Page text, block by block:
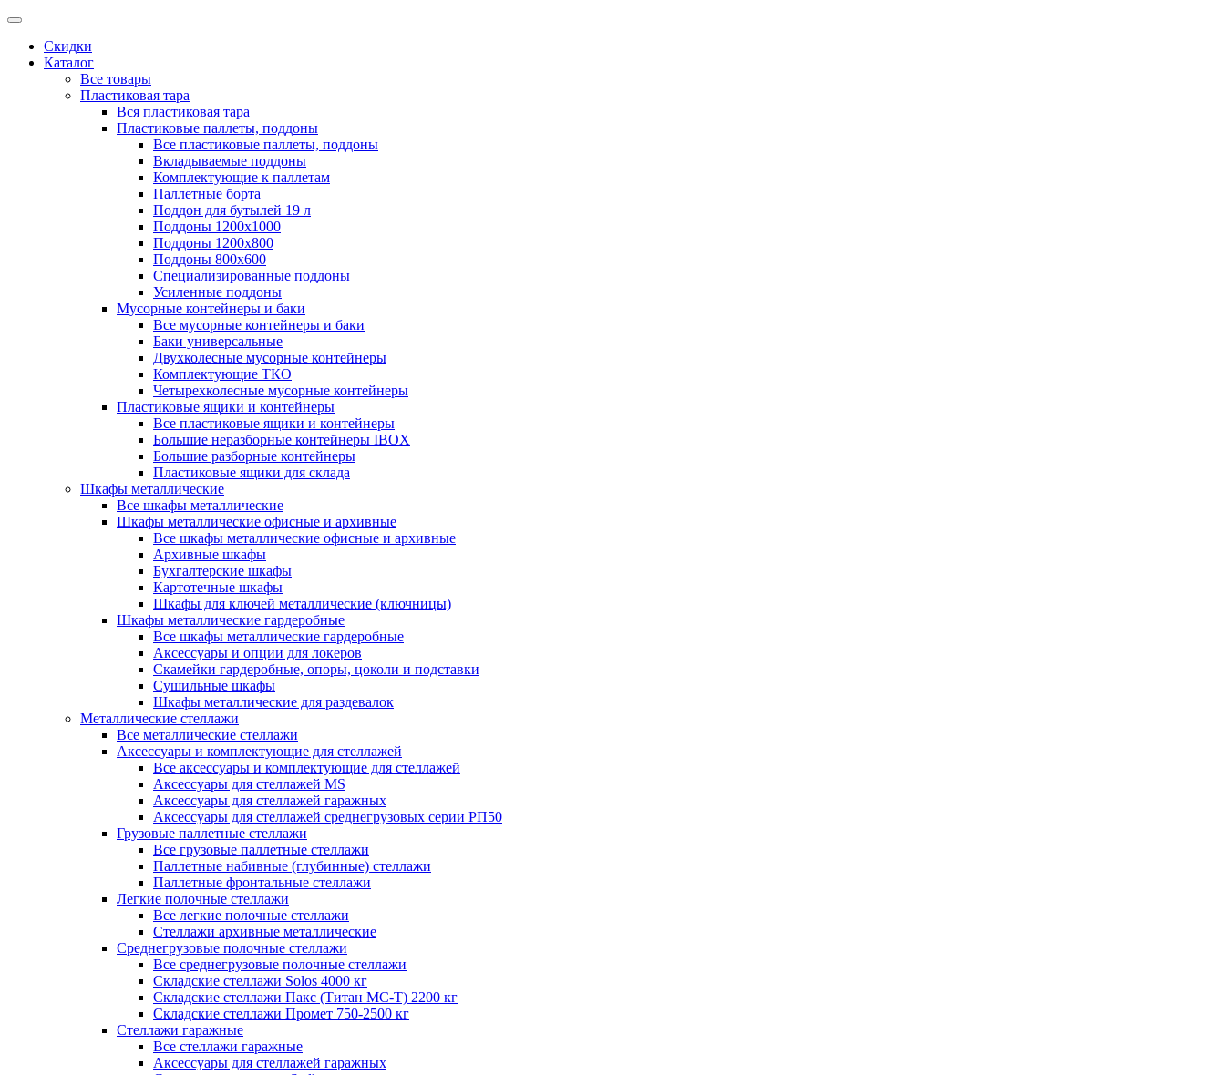
Скидки
Каталог
Все товары
Пластиковая тара
Вся пластиковая тара
Пластиковые паллеты, поддоны
Все пластиковые паллеты, поддоны
Вкладываемые поддоны
Комплектующие к паллетам
Паллетные борта
Поддон для бутылей 19 л
Поддоны 1200х1000
Поддоны 1200х800
Поддоны 800х600
Специализированные поддоны
Усиленные поддоны
Мусорные контейнеры и баки
Все мусорные контейнеры и баки
Баки универсальные
Двухколесные мусорные контейнеры
Комплектующие ТКО
Четырехколесные мусорные контейнеры
Пластиковые ящики и контейнеры
Все пластиковые ящики и контейнеры
Большие неразборные контейнеры IBOX
Большие разборные контейнеры
Пластиковые ящики для склада
Шкафы металлические
Все шкафы металлические
Шкафы металлические офисные и архивные
Все шкафы металлические офисные и архивные
Архивные шкафы
Бухгалтерские шкафы
Картотечные шкафы
Шкафы для ключей металлические (ключницы)
Шкафы металлические гардеробные
Все шкафы металлические гардеробные
Аксессуары и опции для локеров
Скамейки гардеробные, опоры, цоколи и подставки
Сушильные шкафы
Шкафы металлические для раздевалок
Металлические стеллажи
Все металлические стеллажи
Аксессуары и комплектующие для стеллажей
Все аксессуары и комплектующие для стеллажей
Аксессуары для стеллажей MS
Аксессуары для стеллажей гаражных
Аксессуары для стеллажей среднегрузовых серии РП50
Грузовые паллетные стеллажи
Все грузовые паллетные стеллажи
Паллетные набивные (глубинные) стеллажи
Паллетные фронтальные стеллажи
Легкие полочные стеллажи
Все легкие полочные стеллажи
Стеллажи архивные металлические
Среднегрузовые полочные стеллажи
Все среднегрузовые полочные стеллажи
Складские стеллажи Solos 4000 кг
Складские стеллажи Пакс (Титан МС-Т) 2200 кг
Складские стеллажи Промет 750-2500 кг
Стеллажи гаражные
Все стеллажи гаражные
Аксессуары для стеллажей гаражных